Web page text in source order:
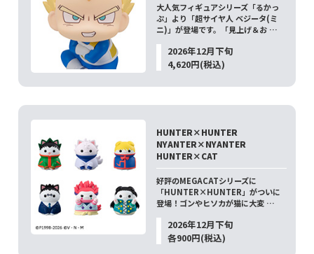
大人気フィギュアシリーズ「るかっ
ぷ」より「超サイヤ人 ベジータ(ミ
ニ)」が登場です。「見上げ＆お …
2026年12月下旬
4,620円(税込)
HUNTER×HUNTER
NYANTER×NYANTER
HUNTER×CAT
好評のMEGACATシリーズに
「HUNTER×HUNTER」がついに
登場！ゴンやヒソカが猫に大変 …
2026年12月下旬
各900円(税込)